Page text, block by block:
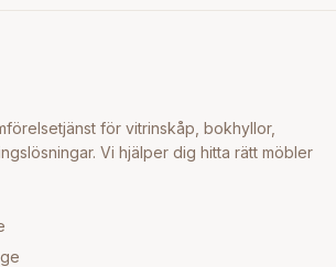
för vitrinskåp, bokhyllor,
Vi hjälper dig hitta rätt möbler